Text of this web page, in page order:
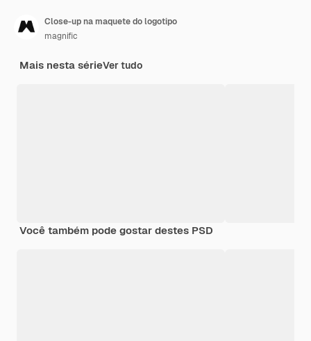
Close-up na maquete do logotipo
magnific
Mais nesta sérieVer tudo
Você também pode gostar destes PSD